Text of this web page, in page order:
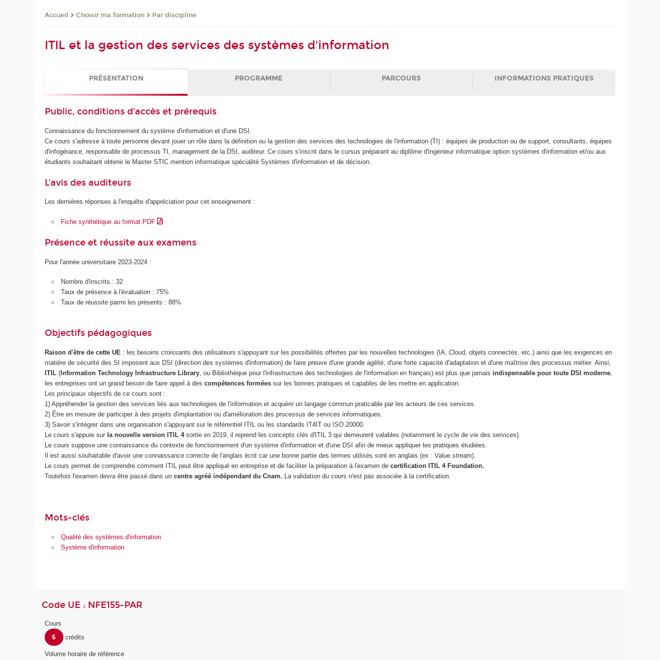
Accueil Choisir ma formation Par discipline
ITIL et la gestion des services des systèmes d'information
PRÉSENTATION PROGRAMME PARCOURS INFORMATIONS PRATIQUES
Public, conditions d’accès et prérequis
Connaissance du fonctionnement du système d'information et d'une DSI.
Ce cours s'adresse à toute personne devant jouer un rôle dans la définition ou la gestion des services des technologies de l'information (TI) : équipes de production ou de support, consultants, équipes
d'infogérance, responsable de processus TI, management de la DSI, auditeur. Ce cours s'inscrit dans le cursus préparant au diplôme d'ingénieur informatique option systèmes d'information et/ou aux
étudiants souhaitant obtenir le Master STIC mention informatique spécialité Systèmes d'information et de décision.
L'avis des auditeurs
Les dernières réponses à l'enquête d'appréciation pour cet enseignement :
Fiche synthétique au format PDF
Présence et réussite aux examens
Pour l'année universitaire 2023-2024 :
Nombre d'inscrits : 32
Taux de présence à l'évaluation : 75%
Taux de réussite parmi les présents : 88%
Objectifs pédagogiques
Raison d'être de cette UE : les besoins croissants des utilisateurs s'appuyant sur les possibilités offertes par les nouvelles technologies (IA, Cloud, objets connectés, etc.) ainsi que les exigences en
matière de sécurité des SI imposent aux DSI (direction des systèmes d'information) de faire preuve d'une grande agilité, d'une forte capacité d'adaptation et d'une maîtrise des processus métier. Ainsi,
ITIL (Information Technology Infrastructure Library , ou Bibliothèque pour l'infrastructure des technologies de l'information en français) est plus que jamais indispensable pour toute DSI moderne
les entreprises ont un grand besoin de faire appel à descompétences formées sur les bonnes pratiques et capables de les mettre en application.
Les principaux objectifs de ce cours sont :
1) Appréhender la gestion des services liés aux technologies de l'information et acquérir un langage commun praticable par les acteurs de ces services.
2) Être en mesure de participer à des projets d'implantation ou d'amélioration des processus de services informatiques.
3) Savoir s'intégrer dans une organisation s'appuyant sur le référentiel ITIL ou les standards IT4IT ou ISO 20000.
Le cours s'appuie sur la nouvelle version ITIL 4sortie en 2019, il reprend les concepts clés d'ITIL 3 qui demeurent valables (notamment le cycle de vie des services).
Le cours suppose une connaissance du contexte de fonctionnement d'un système d'information et d'une DSI afin de mieux appliquer les pratiques étudiées.
Il est aussi souhaitable d'avoir une connaissance correcte de l'anglais écrit car une bonne partie des termes utilisés sont en anglais (ex : Value stream).
Le cours permet de comprendre comment ITIL peut être appliqué en entreprise et de faciliter la préparation à l'examen de certification ITIL 4 Foundation.
Toutefois l'examen devra être passé dans uncentre agréé indépendant du Cnam. La validation du cours n'est pas associée à la certification.
Mots-clés
Qualité des systèmes d'information
Système d'information
Code UE : NFE155-PAR
Cours
6
crédits
Volume horaire de référence